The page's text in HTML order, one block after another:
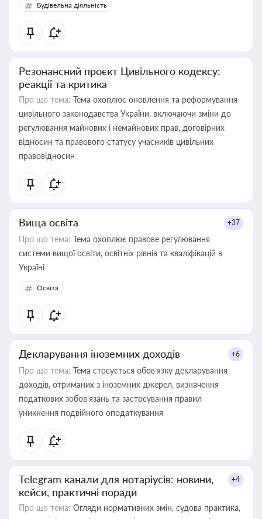
Будівельна діяльність
Резонансний проєкт Цивільного кодексу:
реакції та критика
Про що тема: Тема охоплює оновлення та реформування
цивільного законодавства України, включаючи зміни до
регулювання майнових і немайнових прав, договірних
відносин та правового статусу учасників цивільних
правовідносин
Вища освіта +37
Про що тема: Тема охоплює правове регулювання
системи вищої освіти, освітніх рівнів та кваліфікацій в
Україні
Освіта
Декларування іноземних доходів +6
Про що тема: Тема стосується обов’язку декларування
доходів, отриманих з іноземних джерел, визначення
податкових зобов’язань та застосування правил
уникнення подвійного оподаткування
Telegram канали для нотаріусів: новини,
кейси, практичні поради
+4
Про що тема: Огляди нормативних змін, судова практика,